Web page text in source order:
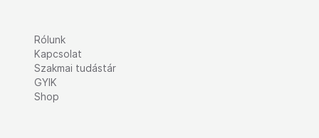
Rólunk
Kapcsolat
Szakmai tudástár
GYIK
Shop